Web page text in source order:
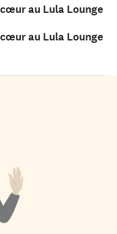
au Lula Lounge
au Lula Lounge